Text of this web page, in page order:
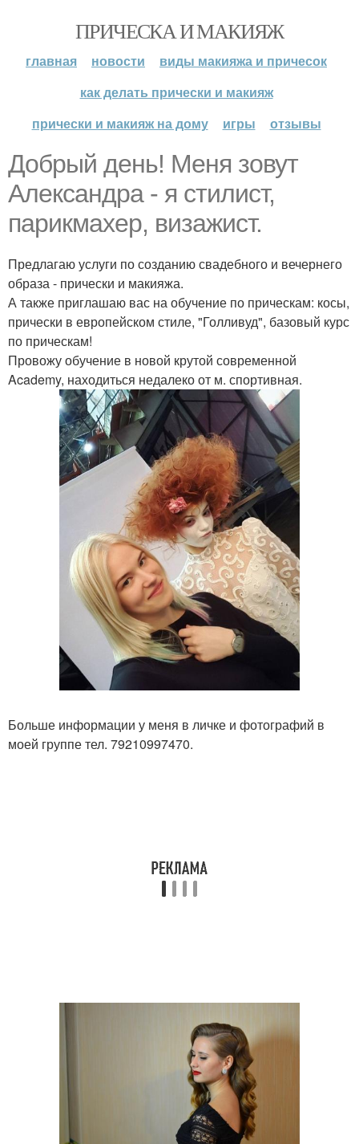
ПРИЧЕСКА И МАКИЯЖ
главная новости
виды макияжа и причесок
как делать прически и макияж
прически и макияж на дому
игры отзывы
Добрый день! Меня зовут
Александра - я стилист,
парикмахер, визажист.
Предлагаю услуги по созданию свадебного и вечернего
образа - прически и макияжа.
А также приглашаю вас на обучение по прическам: косы,
прически в европейском стиле, "Голливуд", базовый курс
по прическам!
Провожу обучение в новой крутой современной
Academy, находиться недалеко от м. спортивная.
Больше информации у меня в личке и фотографий в
моей группе тел. 79210997470.